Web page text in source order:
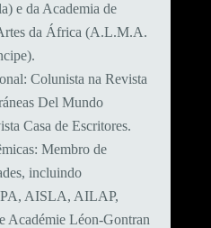
e da Academia de
da África (A.L.M.A.
Colunista na Revista
Del Mundo
Casa de Escritores.
Membro de
incluindo
AISLA, AILAP,
Léon-Gontran